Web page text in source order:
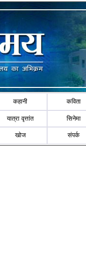
कहानी कविता
यात्रा वृत्तांत सिनेमा
खोज संपर्क